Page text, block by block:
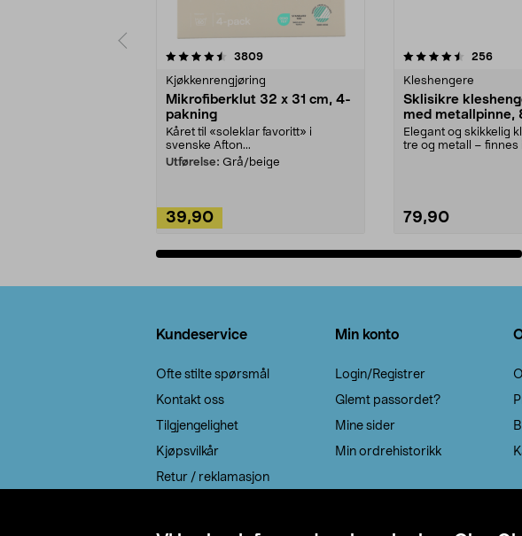
3809anmeldelser
Kjøkkenrengjøring
Mikrofiberklut 32 x 31 cm, 4-
pakning
Kåret til «soleklar favoritt» i
svenske Afton...
Utførelse: Grå/beige
39,90
4.5av 5 stjerner 256
Kleshengere
Sklisikre
med metallpinne,
Elegant og skikkelig
tre og metall – finnes
79,90
4.5av 5
Kundeservice
Ofte stilte spørsmål
Kontakt oss
Tilgjengelighet
Kjøpsvilkår
Retur / reklamasjon
Min konto
Login/Registrer
Glemt passordet?
Mine sider
Min ordrehistorikk